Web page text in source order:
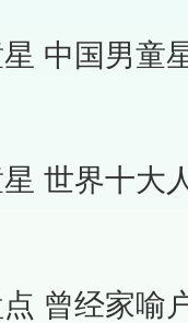
中国男童
世界十大
曾经家喻